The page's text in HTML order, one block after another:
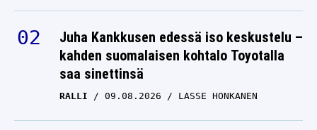
Juha Kankkusen edessä iso keskustelu –
kahden suomalaisen kohtalo Toyotalla
saa sinettinsä
RALLI 09.08.2026 LASSE HONKANEN